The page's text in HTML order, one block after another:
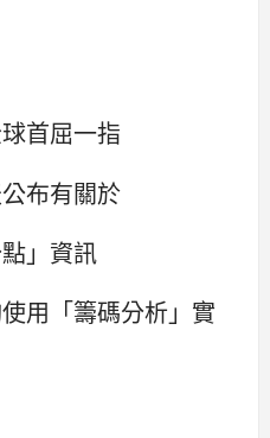
首屈一指
布有關於
」資訊
用「籌碼分析」實